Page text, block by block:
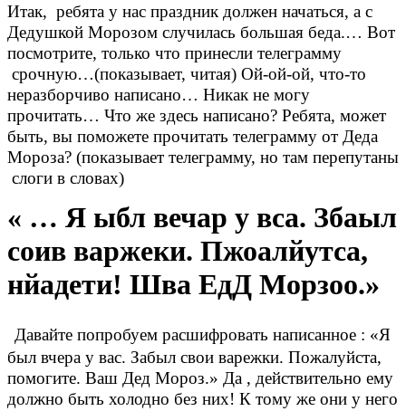
Итак, ребята у нас праздник должен начаться, а с
Дедушкой Морозом случилась большая беда.… Вот
посмотрите, только что принесли телеграмму
срочную…(показывает, читая) Ой-ой-ой, что-то
неразборчиво написано… Никак не могу
прочитать… Что же здесь написано? Ребята, может
быть, вы поможете прочитать телеграмму от Деда
Мороза? (показывает телеграмму, но там перепутаны
слоги в словах)
« … Я ыбл вечар у вса. Збаыл
соив варжеки. Пжоалйутса,
нйадети! Шва ЕдД Морзоо.»
Давайте попробуем расшифровать написанное : «Я
был вчера у вас. Забыл свои варежки. Пожалуйста,
помогите. Ваш Дед Мороз.» Да , действительно ему
должно быть холодно без них! К тому же они у него